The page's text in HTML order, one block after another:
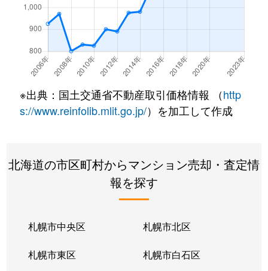
※出典：国土交通省不動産取引価格情報 （http
s://www.reinfolib.mlit.go.jp/）を加工して作成
北海道の市区町村からマンション売却・査定情
報を探す
札幌市中央区 札幌市北区
札幌市東区 札幌市白石区